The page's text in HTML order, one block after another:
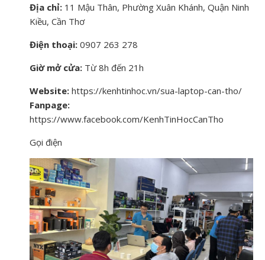
Địa chỉ: 11 Mậu Thân, Phường Xuân Khánh, Quận Ninh
Kiều, Cần Thơ
Điện thoại: 0907 263 278
Giờ mở cửa: Từ 8h đến 21h
Website: https://kenhtinhoc.vn/sua-laptop-can-tho/
Fanpage:
https://www.facebook.com/KenhTinHocCanTho
Gọi điện